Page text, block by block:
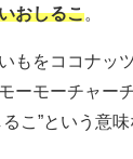
おしるこ
もをココナッ
ーモーチャー
こ”という意味